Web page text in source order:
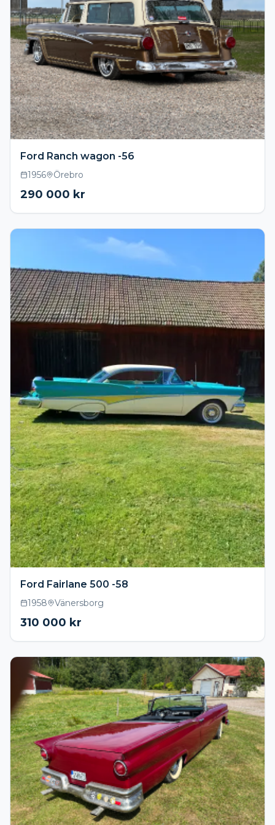
Ford Ranch wagon -56
1956 Örebro
290 000 kr
Ford Fairlane 500 -58
1958 Vänersborg
310 000 kr